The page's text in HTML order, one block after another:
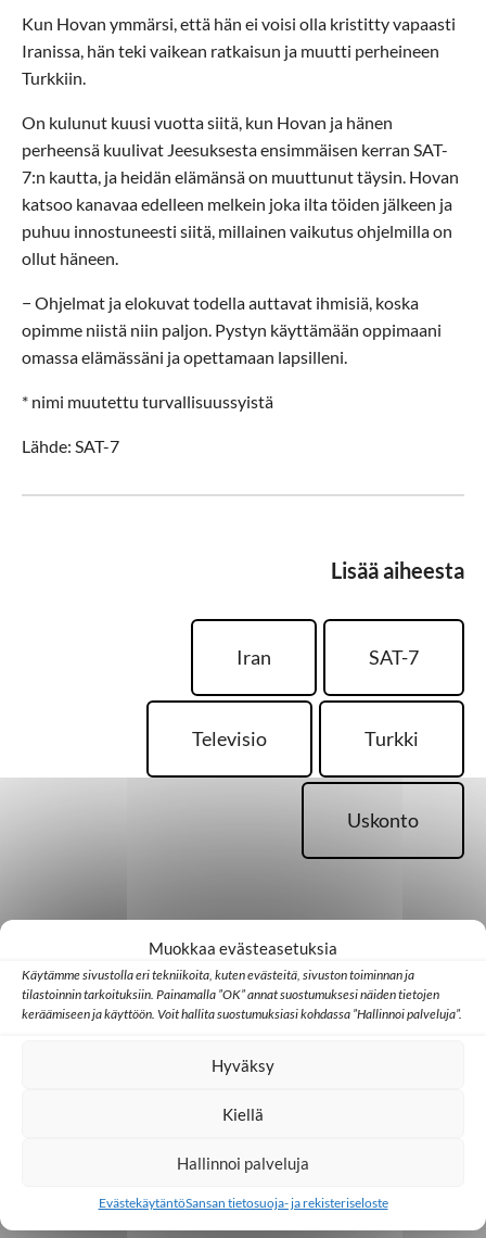
Muokkaa evästeasetuksia
Käytämme sivustolla eri tekniikoita, kuten evästeitä, sivuston toiminnan ja
tilastoinnin tarkoituksiin. Painamalla ”OK” annat suostumuksesi näiden tietojen
keräämiseen ja käyttöön. Voit hallita suostumuksiasi kohdassa ”Hallinnoi palveluja”.
Hyväksy
Kiellä
Hallinnoi palveluja
EvästekäytäntöSansan tietosuoja- ja rekisteriseloste
Kun Hovan ymmärsi, että hän ei voisi olla kristitty vapaasti
Iranissa, hän teki vaikean ratkaisun ja muutti perheineen
Turkkiin.
On kulunut kuusi vuotta siitä, kun Hovan ja hänen
perheensä kuulivat Jeesuksesta ensimmäisen kerran SAT-
7:n kautta, ja heidän elämänsä on muuttunut täysin. Hovan
katsoo kanavaa edelleen melkein joka ilta töiden jälkeen ja
puhuu innostuneesti siitä, millainen vaikutus ohjelmilla on
ollut häneen.
− Ohjelmat ja elokuvat todella auttavat ihmisiä, koska
opimme niistä niin paljon. Pystyn käyttämään oppimaani
omassa elämässäni ja opettamaan lapsilleni.
* nimi muutettu turvallisuussyistä
Lähde: SAT-7
Lisää aiheesta
Iran SAT-7
Televisio Turkki
Uskonto
Palaa takaisin pääsivulle
Medialähetyspäivät Seurakunta
jäljellä! Medialähetyspäivät Lempäälässä 21.–